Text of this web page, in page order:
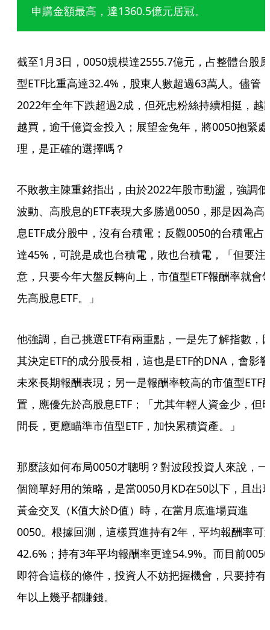
申購金額最高，達1360.5億元居冠。
截至1月3日，0050規模達2555.7億元，占整體台股原
型ETF比重高達32.4%，股東人數超過63萬人。儘管
2022年全年下跌超過2成，但死忠粉絲持續相挺，越
越買，逾千億資金投入；展望金兔年，將0050抱緊處
理，是正確的選擇嗎？
不敗教主陳重銘指出，由於2022年股市動盪，強調低
波動、高股息的ETF表現大多勝過0050，那是因為高
息ETF成分股中，沒有台積電；反觀0050的台積電占
達45%，可說是成也台積電，敗也台積電，「但要注
意，只要今年大盤反轉向上，市值型ETF報酬率就會
先高股息ETF。」
他強調，自己挑選ETF有兩重點，一是先了解指數，
其決定ETF的成分股長相，這也是ETF的DNA，會影響
未來長期報酬表現；另一是報酬率較高的市值型ETF
置，應優先於高股息ETF；「尤其年輕人資金少，但
間長，更應瞄準市值型ETF，加快累積資產。」
那麼該如何布局0050才聰明？對波段投資人來說，一
個簡單好用的策略，是當0050月KD在50以下，且出
黃金交叉（K值大於D值）時，在當月底進場買進
0050。根據回測，這樣買進持有2年，平均報酬率可
42.6%；持有3年平均報酬率更達54.9%。而目前0050
即符合這樣的條件，投資人不妨把握機會，只要持有
年以上幾乎都賺錢。